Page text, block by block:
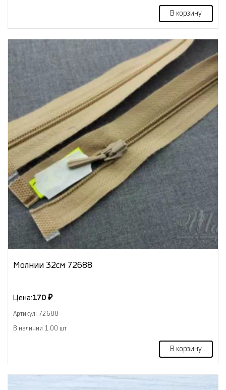
В корзину
Молнии 32см 72688
Цена:170 ₽
Артикул: 72688
В наличии 1.00 шт
В корзину